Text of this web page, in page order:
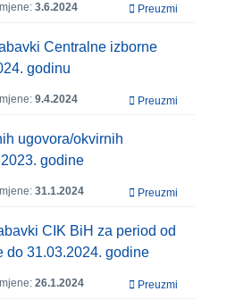
3.6.2024 Preuzmi
Centralne izborne
godinu
9.4.2024 Preuzmi
ugovora/okvirnih
godine
31.1.2024 Preuzmi
CIK BiH za period od
do 31.03.2024. godine
26.1.2024 Preuzmi